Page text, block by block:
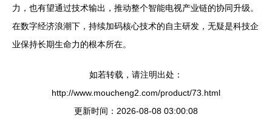
力，也有望通过技术输出，推动整个智能电视产业链的协同升级。
在数字经济浪潮下，持续加码核心技术的自主研发，无疑是科技企
业保持长期生命力的根本所在。
如若转载，请注明出处：
http://www.moucheng2.com/product/73.html
更新时间：2026-08-08 03:00:08